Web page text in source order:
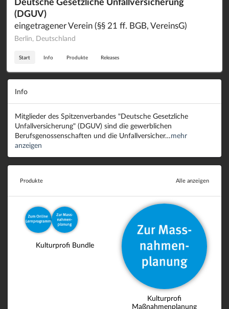
(DGUV)
eingetragener Verein (§§ 21 ff. BGB, VereinsG)
Berlin, Deutschland
Start Info Produkte Releases
Info
Mitglieder des Spitzenverbandes "Deutsche Gesetzliche
Unfallversicherung" (DGUV) sind die gewerblichen
Berufsgenossenschaften und die Unfallversicher…mehr
anzeigen
Produkte Alle anzeigen
Kulturprofi Bundle
Kulturprofi
Maßnahmenplanung